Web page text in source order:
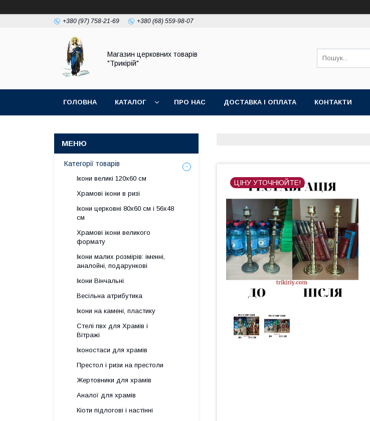
+380 (97) 758-21-69 +380 (68) 559-98-07
Магазин церковних товарів
"Трикірій"
ГОЛОВНА КАТАЛОГ ПРО НАС ДОСТАВКА І ОПЛАТА КОНТАКТИ
ЦІНУ УТОЧНЮЙТЕ!
Категорії товарів
Ікони великі 120х60 см
Храмові ікони в ризі
Ікони церковні 80х60 см і 56х48
см
Храмові ікони великого
формату
Ікони малих розмірів: іменні,
аналойні, подарункові
Ікони Вінчальні
Весільна атрибутика
Ікони на камені, пластику
Стелі пвх для Храмів і
Вітражі
Іконостаси для храмів
Престол і ризи на престоли
Жертовники для храмів
Аналої для храмів
Кіоти підлогові і настінні